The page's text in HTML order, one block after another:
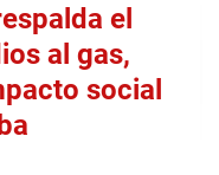
el
al gas,
social